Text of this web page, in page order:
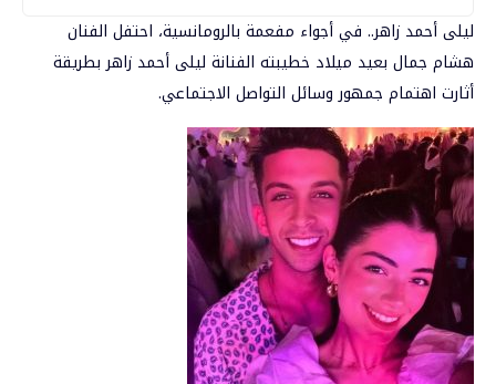
ليلى أحمد زاهر.. في أجواء مفعمة بالرومانسية، احتفل الفنان
هشام جمال بعيد ميلاد خطيبته الفنانة ليلى أحمد زاهربطريقة
أثارت اهتمام جمهور وسائل التواصل الاجتماعي.